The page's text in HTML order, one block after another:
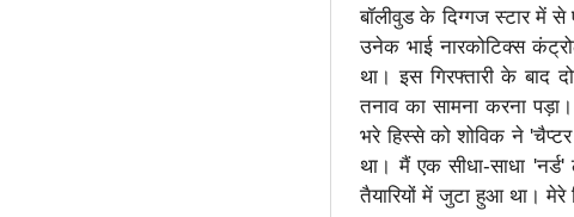
बॉलीवुड के दिग्गज स्टार में
उनेक भाई नारकोटिक्स
था। इस गिरफ्तारी के बाद
तनाव का सामना करना
भरे हिस्से को शोविक ने
था। मैं एक सीधा-साधा
तैयारियों में जुटा हुआ था।